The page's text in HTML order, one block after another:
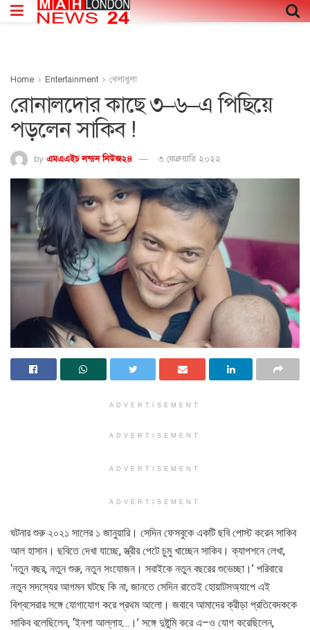
Home Entertainment খেলাধুলা
রোনালদোর কাছে ৩–৬–এ পিছিয়ে
পড়লেন সাকিব !
by এমএএইচ লন্ডন নিউজ২৪ ৩ ফেব্রুয়ারি ২০২২
ADVERTISEMENT
ADVERTISEMENT
ADVERTISEMENT
ADVERTISEMENT
ঘটনার শুরু ২০২১ সালের ১ জানুয়ারি। সেদিন ফেসবুকে একটি ছবি পোস্ট করেন সাকিব
আল হাসান। ছবিতে দেখা যাচ্ছে, স্ত্রীর পেটে চুমু খাচ্ছেন সাকিব। ক্যাপশনে লেখা,
‘নতুন বছর, নতুন শুরু, নতুন সংযোজন। সবাইকে নতুন বছরের শুভেচ্ছা।’ পরিবারে
নতুন সদস্যের আগমন ঘটছে কি না, জানতে সেদিন রাতেই হোয়াটসঅ্যাপে এই
বিশ্বসেরার সঙ্গে যোগাযোগ করে প্রথম আলো। জবাবে আমাদের ক্রীড়া প্রতিবেদককে
সাকিব বলেছিলেন, ‘ইনশা আল্লাহ…।’ সঙ্গে দুষ্টুমি করে এ–ও যোগ করেছিলেন,